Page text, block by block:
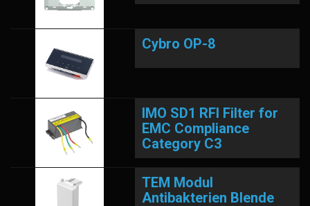
Cybro OP-8
IMO SD1 RFI Filter for
EMC Compliance
Category C3
TEM Modul
Antibakterien Blende